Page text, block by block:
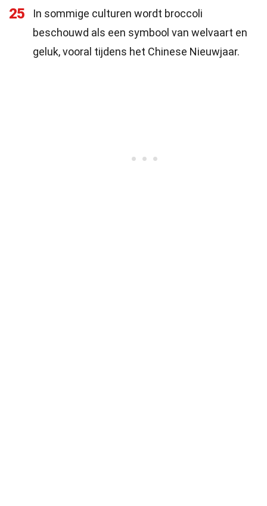
25
In sommige culturen wordt broccoli
beschouwd als een symbool van welvaart en
geluk, vooral tijdens het Chinese Nieuwjaar.